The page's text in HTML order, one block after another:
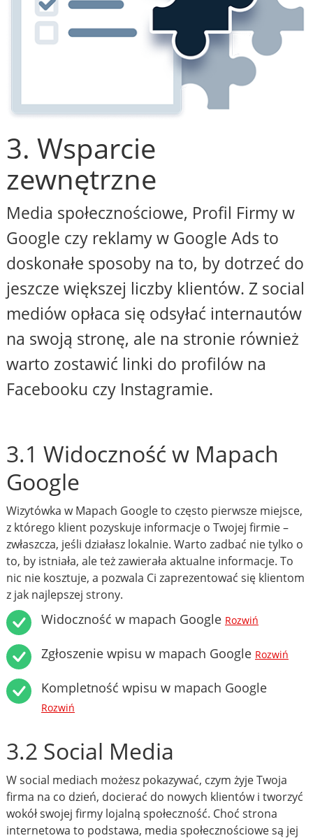
3. Wsparcie
zewnętrzne
Media społecznościowe, Profil Firmy w
Google czy reklamy w Google Ads to
doskonałe sposoby na to, by dotrzeć do
jeszcze większej liczby klientów. Z social
mediów opłaca się odsyłać internautów
na swoją stronę, ale na stronie również
warto zostawić linki do profilów na
Facebooku czy Instagramie.
3.1 Widoczność w Mapach
Google
Wizytówka w Mapach Google to często pierwsze miejsce,
z którego klient pozyskuje informacje o Twojej firmie –
zwłaszcza, jeśli działasz lokalnie. Warto zadbać nie tylko o
to, by istniała, ale też zawierała aktualne informacje. To
nic nie kosztuje, a pozwala Ci zaprezentować się klientom
z jak najlepszej strony.
Widoczność w mapach Google Rozwiń
Zgłoszenie wpisu w mapach Google Rozwiń
Kompletność wpisu w mapach Google
Rozwiń
3.2 Social Media
W social mediach możesz pokazywać, czym żyje Twoja
firma na co dzień, docierać do nowych klientów i tworzyć
wokół swojej firmy lojalną społeczność. Choć strona
internetowa to podstawa, media społecznościowe są jej